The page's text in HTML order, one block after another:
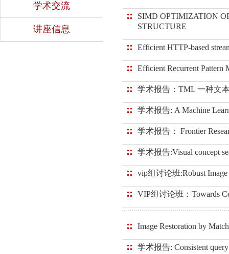
SIMD OPTIMIZATION
STRUCTURE
Efficient HTTP-based
Efficient Recurrent Pattern
学术报告：TML 一种文
学术报告: A Machine
学术报告： Frontier
学术报告:Visual concept
vip组讨论班:Robust Image
VIP组讨论班：Towards
Image Restoration by
学术报告: Consistent query
学术交流
讲座信息